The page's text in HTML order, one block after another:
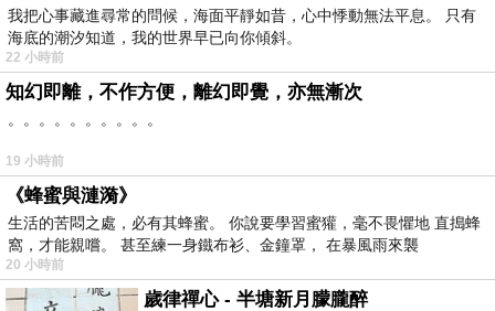
我把心事藏進尋常的問候，海面平靜如昔，心中悸動無法平息。 只有
海底的潮汐知道，我的世界早已向你傾斜。
22 小時前
知幻即離，不作方便，離幻即覺，亦無漸次
。。。。。。。。。。
19 小時前
《蜂蜜與漣漪》
生活的苦悶之處，必有其蜂蜜。 你說要學習蜜獾，毫不畏懼地 直搗蜂
窩，才能親嚐。 甚至練一身鐵布衫、金鐘罩， 在暴風雨來襲
20 小時前
歲律禪心 - 半塘新月朦朧醉